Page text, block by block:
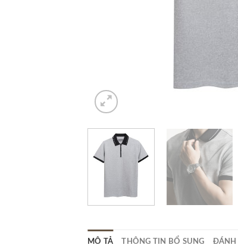
MÔ TẢ THÔNG TIN BỔ SUNG ĐÁNH